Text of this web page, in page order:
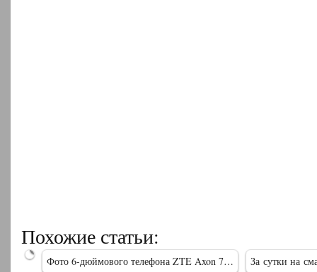
Похожие статьи:
реализацию
новый…
Фото 6-дюймового телефона ZTE Axon 7… За сутки на